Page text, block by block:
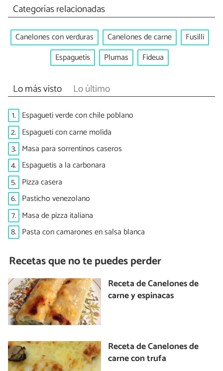
Categorías relacionadas
Canelones con verduras Canelones de carne
Fusilli
Espaguetis
Plumas Fideua
Lo más visto Lo último
1. Espagueti verde con chile poblano
2. Espagueti con carne molida
3. Masa para sorrentinos caseros
4. Espaguetis a la carbonara
5. Pizza casera
6. Pasticho venezolano
7. Masa de pizza italiana
8. Pasta con camarones en salsa blanca
Recetas que no te puedes perder
Receta de Canelones de
carne y espinacas
Receta de Canelones de
carne con trufa